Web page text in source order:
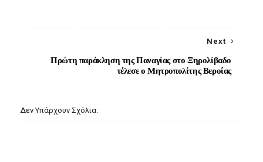
Next
Πρώτη παράκληση της Παναγίας στο Ξηρολίβαδο
τέλεσε ο Μητροπολίτης Βεροίας
Δεν Υπάρχουν Σχόλια: